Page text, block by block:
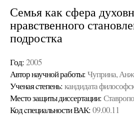
Семья как сфера
нравственного
подростка
Год: 2005
Автор научной работы: Чуприна,
Ученая cтепень: кандидата
Место защиты диссертации:
Код cпециальности ВАК: 09.00.11